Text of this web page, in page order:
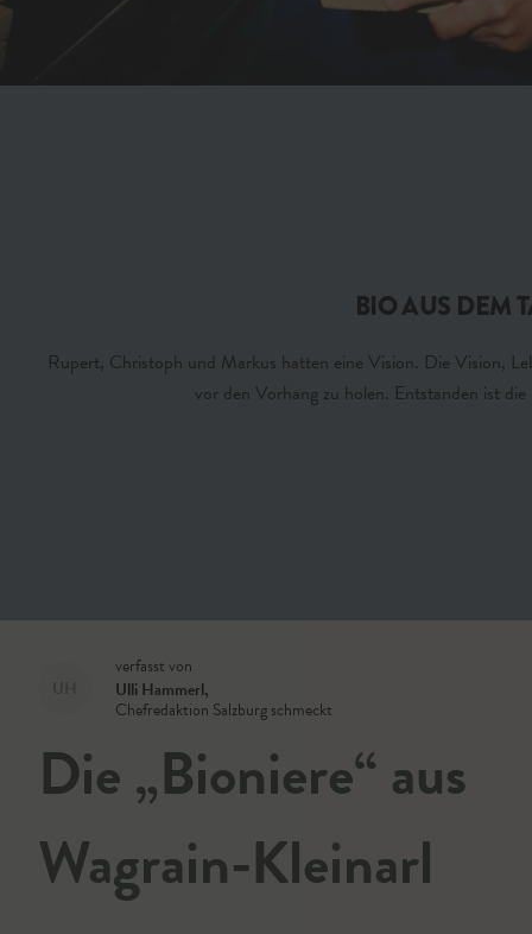
BIO AUS DEM
Rupert, Christoph und Markus hatten eine Vision. Die Vision,
vor den Vorhang zu holen. Entstanden ist die
verfasst von
Ulli Hammerl,
Chefredaktion Salzburg schmeckt
Die „Bioniere“ aus
Wagrain-Kleinarl